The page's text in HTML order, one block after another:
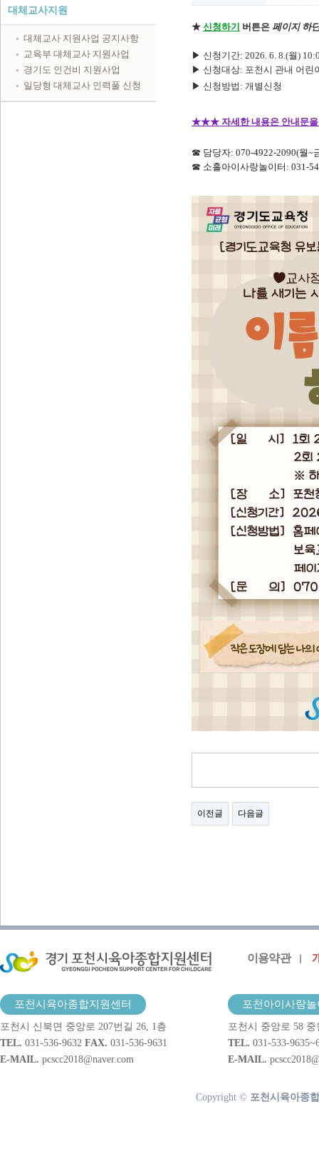
대체교사지원
대체교사 지원사업 공지사항
교육부 대체교사 지원사업
경기도 인건비 지원사업
일당형 대체교사 인력풀 신청
★ 신청하기 버튼은 페이지 하
▶ 신청기간: 2026. 6. 8.(월)
▶ 신청대상: 포천시 관내 어린
▶ 신청방법: 개별신청
★★★ 자세한 내용은 안내문
☎ 담당자: 070-4922-2090(월~
☎ 소흘아이사랑놀이터: 031-
이전글 다음글
이용약관
포천시육아종합지원센터
포천시 신북면 중앙로 207번길 26, 1층
TEL. 031-536-9632 FAX. 031-536-9631
E-MAIL. pcscc2018@naver.com
포천아이사랑
포천시 중앙로 58
TEL. 031-533-
E-MAIL.
Copyright © 포천시육아종